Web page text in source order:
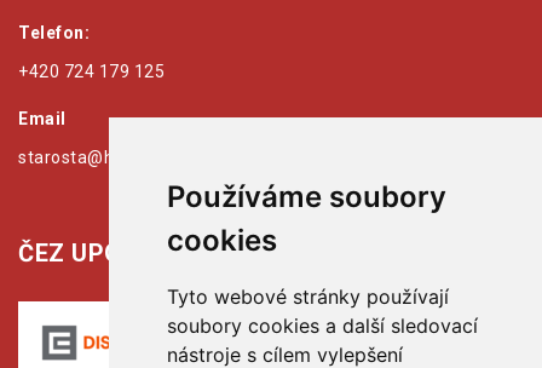
Používáme soubory
cookies
Tyto webové stránky používají
soubory cookies a další sledovací
nástroje s cílem vylepšení
Telefon:
+420 724 179 125
Email
starosta@hribiny-ledska.cz
ČEZ UPOZORŇUJE: